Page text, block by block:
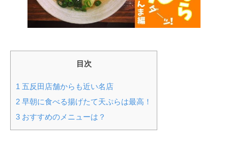
目次
1 五反田店舗からも近い名店
2 早朝に食べる揚げたて天ぷらは最高！
3 おすすめのメニューは？